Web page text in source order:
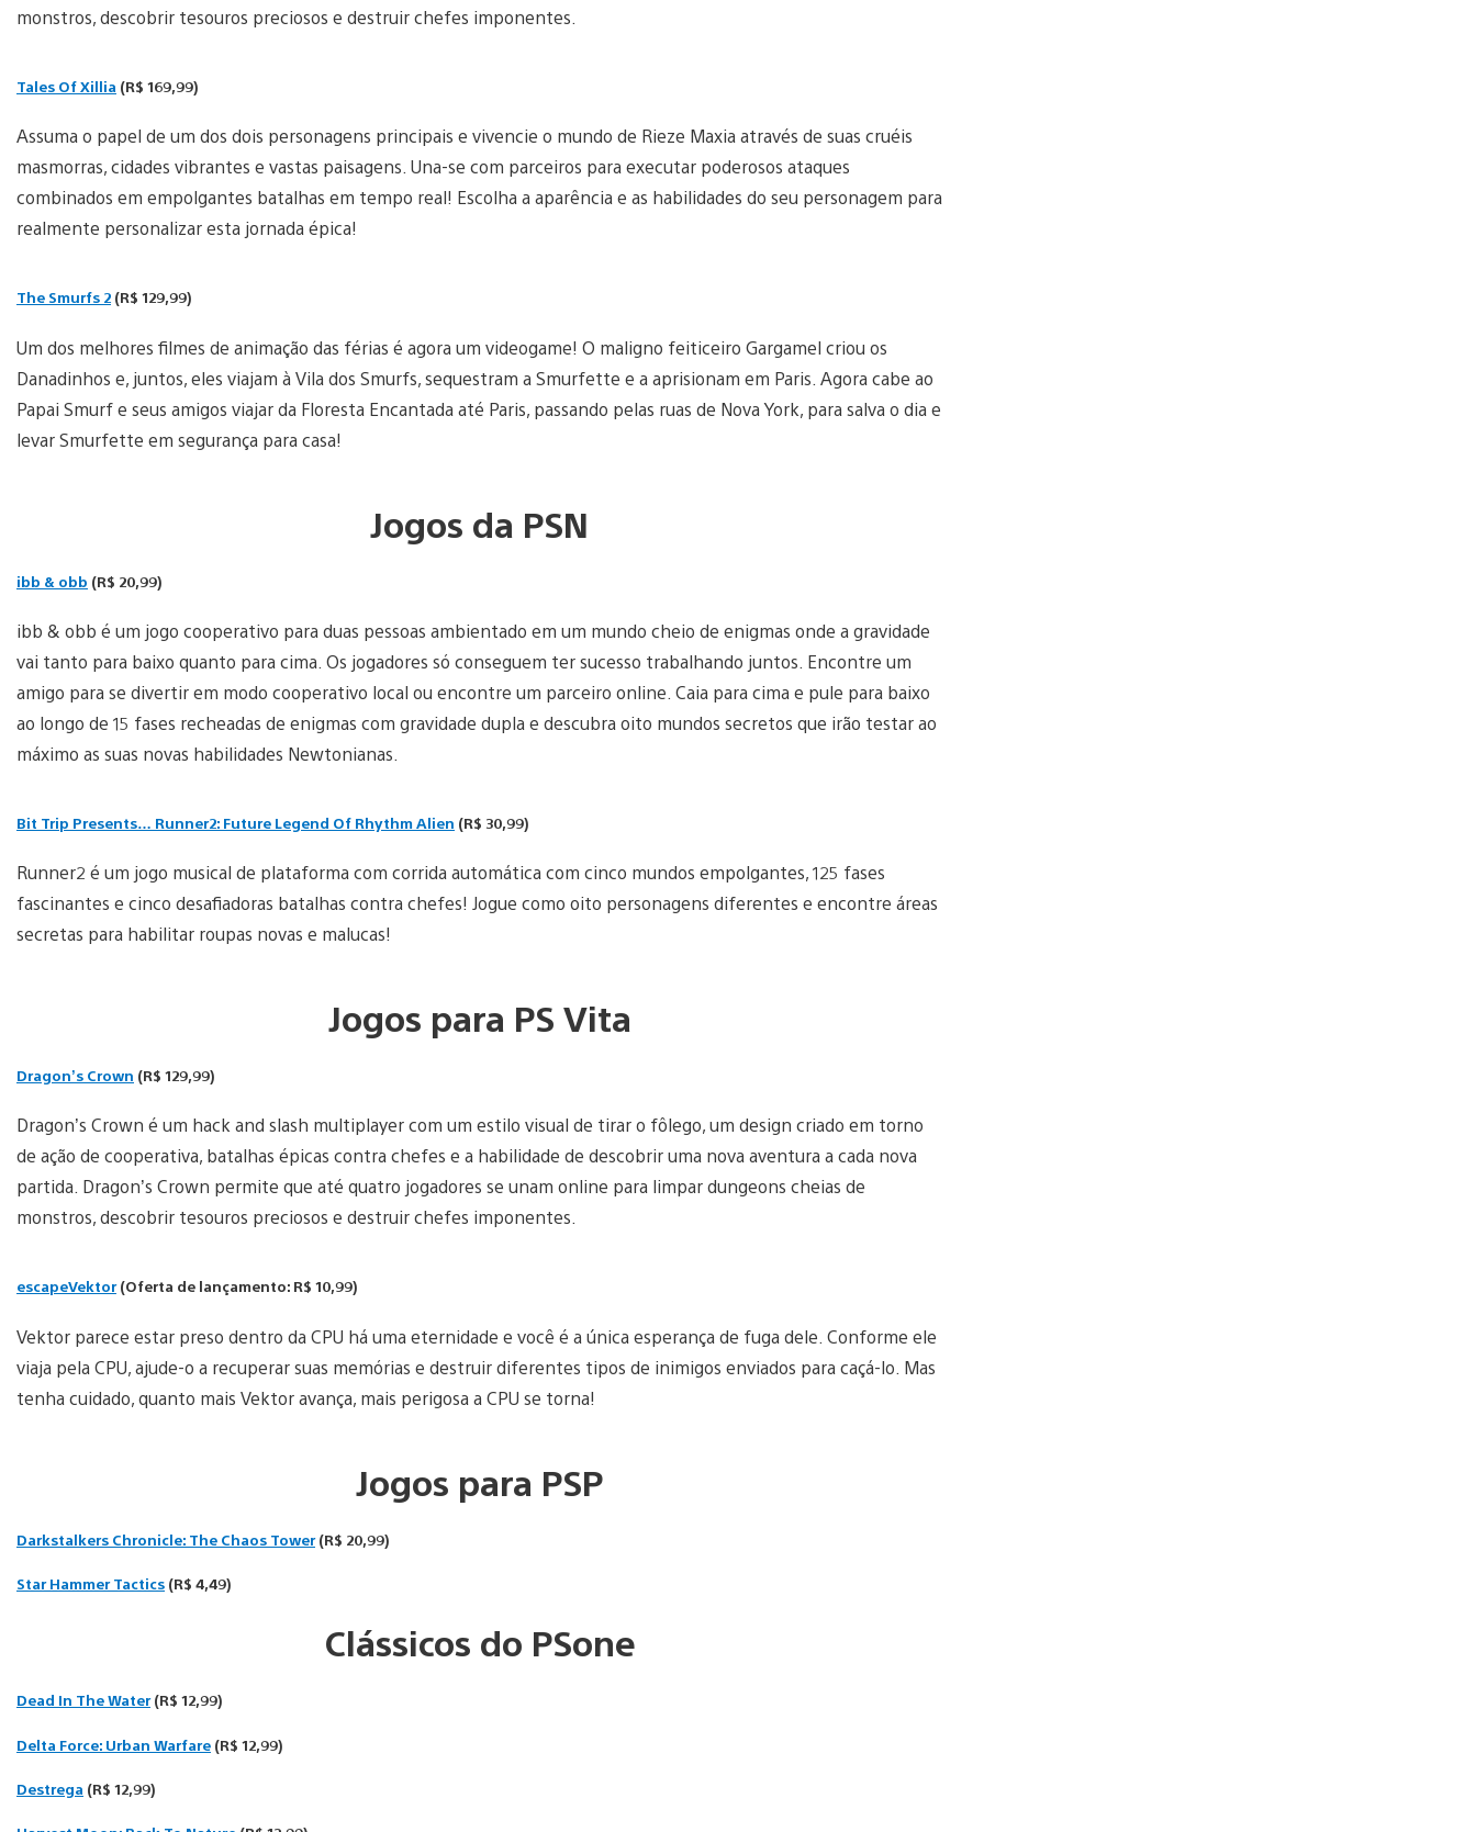
monstros, descobrir tesouros preciosos e destruir chefes imponentes.
Tales Of Xillia (R$ 169,99)
Assuma o papel de um dos dois personagens principais e vivencie o mundo de Rieze Maxia através de suas cruéis
masmorras, cidades vibrantes e vastas paisagens. Una-se com parceiros para executar poderosos ataques
combinados em empolgantes batalhas em tempo real! Escolha a aparência e as habilidades do seu personagem para
realmente personalizar esta jornada épica!
The Smurfs 2 (R$ 129,99)
Um dos melhores filmes de animação das férias é agora um videogame! O maligno feiticeiro Gargamel criou os
Danadinhos e, juntos, eles viajam à Vila dos Smurfs, sequestram a Smurfette e a aprisionam em Paris. Agora cabe ao
Papai Smurf e seus amigos viajar da Floresta Encantada até Paris, passando pelas ruas de Nova York, para salva o dia e
levar Smurfette em segurança para casa!
Jogos da PSN
ibb & obb (R$ 20,99)
ibb & obb é um jogo cooperativo para duas pessoas ambientado em um mundo cheio de enigmas onde a gravidade
vai tanto para baixo quanto para cima. Os jogadores só conseguem ter sucesso trabalhando juntos. Encontre um
amigo para se divertir em modo cooperativo local ou encontre um parceiro online. Caia para cima e pule para baixo
ao longo de 15 fases recheadas de enigmas com gravidade dupla e descubra oito mundos secretos que irão testar ao
máximo as suas novas habilidades Newtonianas.
Bit Trip Presents… Runner2: Future Legend Of Rhythm Alien (R$ 30,99)
Runner2 é um jogo musical de plataforma com corrida automática com cinco mundos empolgantes, 125 fases
fascinantes e cinco desafiadoras batalhas contra chefes! Jogue como oito personagens diferentes e encontre áreas
secretas para habilitar roupas novas e malucas!
Jogos para PS Vita
Dragon’s Crown (R$ 129,99)
Dragon’s Crown é um hack and slash multiplayer com um estilo visual de tirar o fôlego, um design criado em torno
de ação de cooperativa, batalhas épicas contra chefes e a habilidade de descobrir uma nova aventura a cada nova
partida. Dragon’s Crown permite que até quatro jogadores se unam online para limpar dungeons cheias de
monstros, descobrir tesouros preciosos e destruir chefes imponentes.
escapeVektor(Oferta de lançamento: R$ 10,99)
Vektor parece estar preso dentro da CPU há uma eternidade e você é a única esperança de fuga dele. Conforme ele
viaja pela CPU, ajude-o a recuperar suas memórias e destruir diferentes tipos de inimigos enviados para caçá-lo. Mas
tenha cuidado, quanto mais Vektor avança, mais perigosa a CPU se torna!
Jogos para PSP
Darkstalkers Chronicle: The Chaos Tower(R$ 20,99)
Star Hammer Tactics (R$ 4,49)
Clássicos do PSone
Dead In The Water(R$ 12,99)
Delta Force: Urban Warfare (R$ 12,99)
Destrega (R$ 12,99)